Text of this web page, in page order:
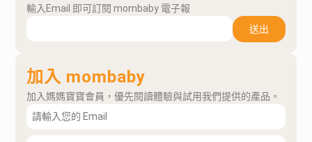
輸入Email 即可訂閱 mombaby 電子報
送出
加入 mombaby
加入媽媽寶寶會員，優先閱讀體驗與試用我們提供的產品。